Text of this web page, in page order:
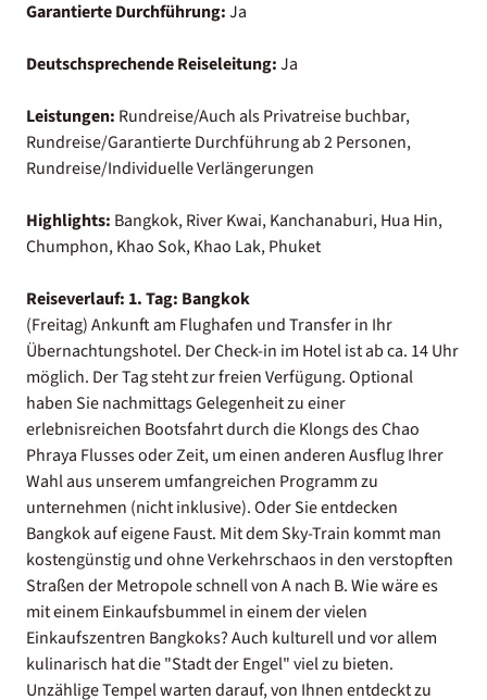
Garantierte Durchführung:Ja
Deutschsprechende Reiseleitung:Ja
Leistungen: Rundreise/Auch als Privatreise buchbar,
Rundreise/Garantierte Durchführung ab 2 Personen,
Rundreise/Individuelle Verlängerungen
Highlights: Bangkok, River Kwai, Kanchanaburi, Hua Hin,
Chumphon, Khao Sok, Khao Lak, Phuket
Reiseverlauf: 1. Tag: Bangkok
(Freitag) Ankunft am Flughafen und Transfer in Ihr
Übernachtungshotel. Der Check-in im Hotel ist ab ca. 14 Uhr
möglich. Der Tag steht zur freien Verfügung. Optional
haben Sie nachmittags Gelegenheit zu einer
erlebnisreichen Bootsfahrt durch die Klongs des Chao
Phraya Flusses oder Zeit, um einen anderen Ausflug Ihrer
Wahl aus unserem umfangreichen Programm zu
unternehmen (nicht inklusive). Oder Sie entdecken
Bangkok auf eigene Faust. Mit dem Sky-Train kommt man
kostengünstig und ohne Verkehrschaos in den verstopften
Straßen der Metropole schnell von A nach B. Wie wäre es
mit einem Einkaufsbummel in einem der vielen
Einkaufszentren Bangkoks? Auch kulturell und vor allem
kulinarisch hat die "Stadt der Engel" viel zu bieten.
Unzählige Tempel warten darauf, von Ihnen entdeckt zu